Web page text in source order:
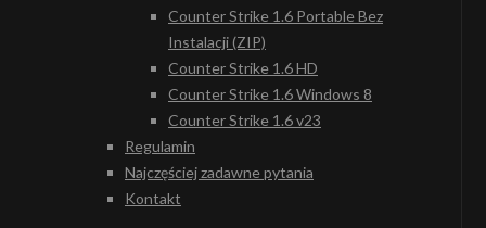
Counter Strike 1.6 Portable Bez
Instalacji (ZIP)
Counter Strike 1.6 HD
Counter Strike 1.6 Windows 8
Counter Strike 1.6 v23
Regulamin
Najczęściej zadawne pytania
Kontakt